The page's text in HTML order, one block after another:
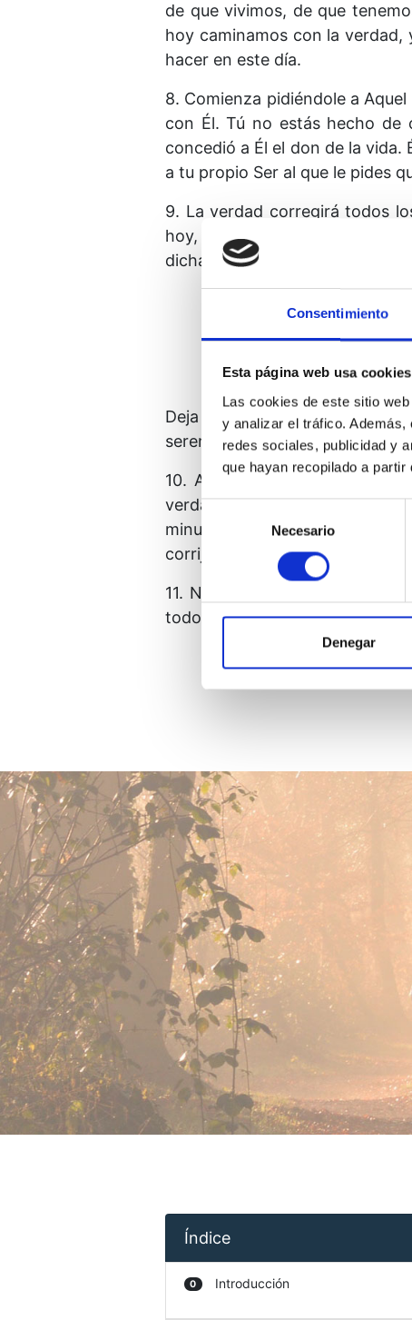
Consentimiento
Esta página web usa cookies
Las cookies de este sitio
y analizar el tráfico.
redes sociales, publicidad y
que hayan recopilado a
Selección
de
consentimiento
Necesario
Denegar
de que vivimos, de que
hoy caminamos con la
hacer en este día.
8. Comienza pidiéndole a
con Él. Tú no estás hecho de
concedió a Él el don de la vida.
a tu propio Ser al que le pides
9. La verdad corregirá todos
hoy, y comprométete a
dicha. Dispones de Su
La verdad corregirá todos
Deja entonces que Él te guíe
serena que te será difícil
10. Aun así, te sentirás feliz
verdad que te acompaña
minutos que le hagas a Él, y
corrijan en tu mente.
11. No te olvides hoy de tu
todos los errores de mi mente”
Índice
0 Introducción